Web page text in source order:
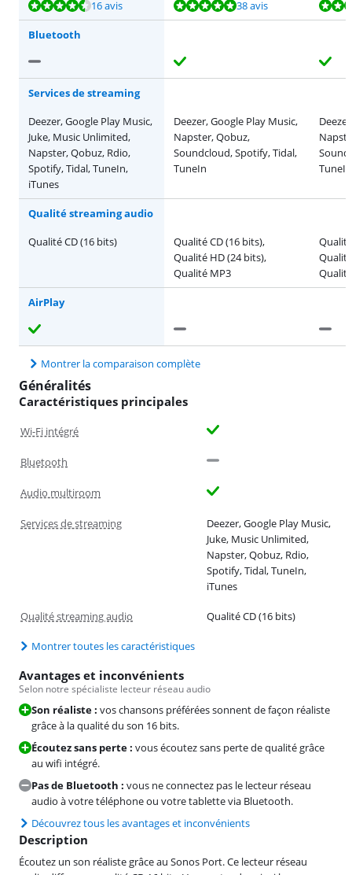
La note est de 9,1 sur 10, basée sur 16 avis.
16 avis
La note est de 9,5 sur 10, basée sur 38 avis. 38 avis
La note est de 9,5 sur 10, basée sur 11 avis.
La note est de 9,9 sur 10, basée sur 5 avis.
Bluetooth
Services de streaming
Deezer, Google Play Music,
Juke, Music Unlimited,
Napster, Qobuz, Rdio,
Spotify, Tidal, TuneIn,
iTunes
Deezer, Google Play Music,
Napster, Qobuz,
Soundcloud, Spotify, Tidal,
TuneIn
TuneIn
Qualité streaming audio
Qualité CD (16 bits)
Qualité CD (16 bits),
Qualité HD (24 bits),
Qualité MP3
AirPlay
Montrer la comparaison complète
Généralités
Caractéristiques principales
Wi-Fi intégré
Bluetooth
Audio multiroom
Services de streaming
Deezer, Google Play Music,
Juke, Music Unlimited,
Napster, Qobuz, Rdio,
Spotify, Tidal, TuneIn,
iTunes
Qualité streaming audio Qualité CD (16 bits)
Montrer toutes les caractéristiques
Avantages et inconvénients
Selon notre spécialiste lecteur réseau audio
Son réaliste : vos chansons préférées sonnent de façon réaliste
grâce à la qualité du son 16 bits.
Écoutez sans perte : vous écoutez sans perte de qualité grâce
au wifi intégré.
Pas de Bluetooth : vous ne connectez pas le lecteur réseau
audio à votre téléphone ou votre tablette via Bluetooth.
Découvrez tous les avantages et inconvénients
Description
Écoutez un son réaliste grâce au Sonos Port. Ce lecteur réseau